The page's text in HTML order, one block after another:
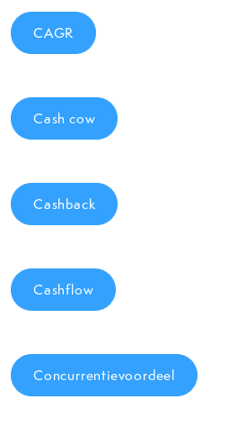
CAGR
Cash cow
Cashback
Cashflow
Concurrentievoordeel